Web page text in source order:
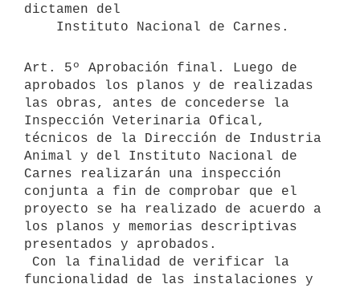
dictamen del
Art. 5º Aprobación final. Luego de
aprobados los planos y de realizadas
las obras, antes de concederse la
Inspección Veterinaria Ofical,
técnicos de la Dirección de Industria
Animal y del Instituto Nacional de
Carnes realizarán una inspección
conjunta a fin de comprobar que el
proyecto se ha realizado de acuerdo a
los planos y memorias descriptivas
presentados y aprobados.
funcionalidad de las instalaciones y